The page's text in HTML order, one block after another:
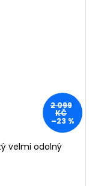
2 099
KČ
–23 %
velmi odolný